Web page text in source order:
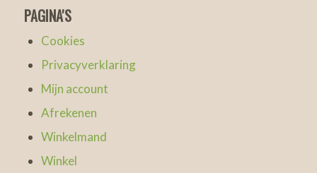
PAGINA'S
Cookies
Privacyverklaring
Mijn account
Afrekenen
Winkelmand
Winkel